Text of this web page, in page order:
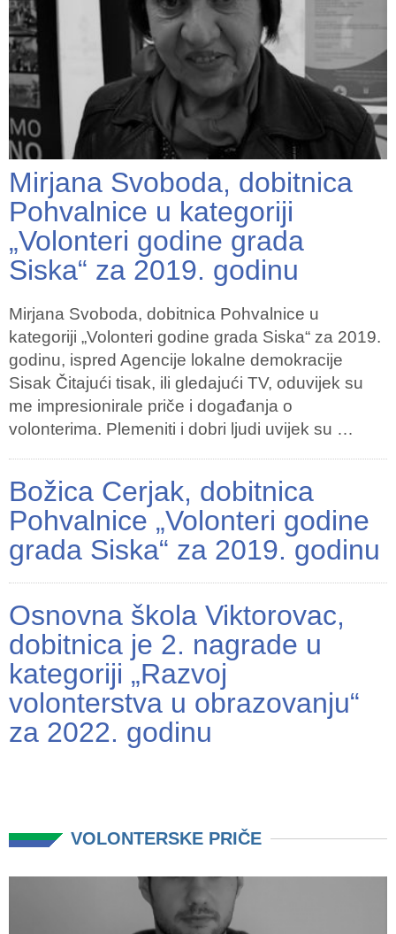
Mirjana Svoboda, dobitnica
Pohvalnice u kategoriji
„Volonteri godine grada
Siska“ za 2019. godinu
Mirjana Svoboda, dobitnica Pohvalnice u
kategoriji „Volonteri godine grada Siska“ za 2019.
godinu, ispred Agencije lokalne demokracije
Sisak Čitajući tisak, ili gledajući TV, oduvijek su
me impresionirale priče i događanja o
volonterima. Plemeniti i dobri ljudi uvijek su …
Božica Cerjak, dobitnica
Pohvalnice „Volonteri godine
grada Siska“ za 2019. godinu
Osnovna škola Viktorovac,
dobitnica je 2. nagrade u
kategoriji „Razvoj
volonterstva u obrazovanju“
za 2022. godinu
VOLONTERSKE PRIČE